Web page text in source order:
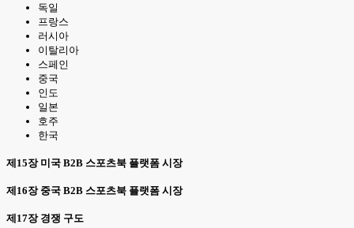
독일
프랑스
러시아
이탈리아
스페인
중국
인도
일본
호주
한국
제15장 미국 B2B 스포츠북 플랫폼 시장
제16장 중국 B2B 스포츠북 플랫폼 시장
제17장 경쟁 구도